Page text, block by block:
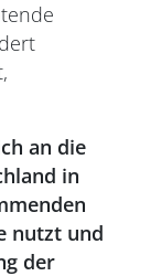
an die
in
nutzt und
der